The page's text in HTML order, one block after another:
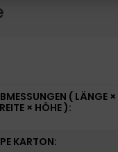
( LÄNGE ×
× HÖHE ):
KARTON: